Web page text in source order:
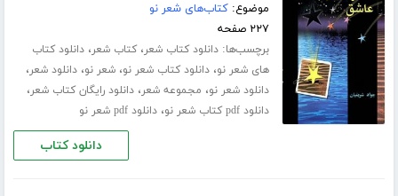
موضوع:کتاب‌های شعر نو
۲۲۷ صفحه
برچسب‌ها:دانلود کتاب شعر،کتاب شعر،دانلود کتاب
های شعر نو،دانلود کتاب شعر نو،شعر نو،دانلود شعر،
دانلود شعر نو، مجموعه شعر،دانلود رایگان کتاب شعر،
دانلود pdf کتاب شعر نو ،دانلود pdf شعر نو
دانلود کتاب